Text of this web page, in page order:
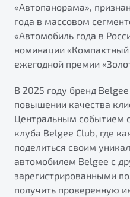
«Автопанорама»,
года в массовом
«Автомобиль года в
номинации «Компактный
ежегодной премии
В 2025 году бренд
повышении качества
Центральным событием
клуба Belgee Club, где
поделиться своим
автомобилем Belgee с
зарегистрированными
получить проверенную